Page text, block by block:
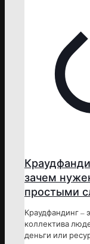
зачем
простыми
Краудфандинг –
коллектива
деньги или